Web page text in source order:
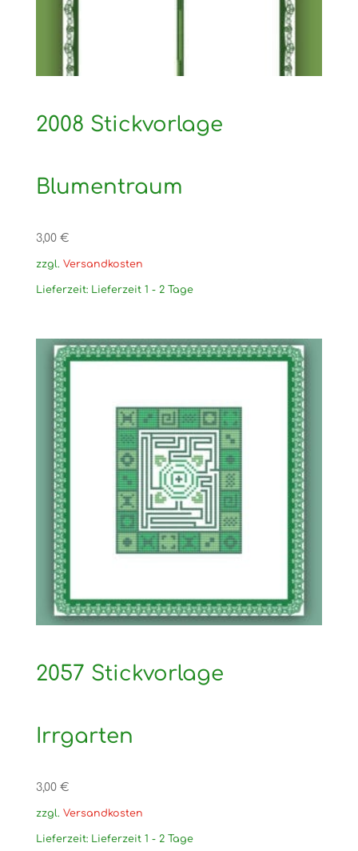
2008 Stickvorlage
Blumentraum
3,00 €
zzgl. Versandkosten
Lieferzeit: Lieferzeit 1 - 2 Tage
2057 Stickvorlage
Irrgarten
3,00 €
zzgl. Versandkosten
Lieferzeit: Lieferzeit 1 - 2 Tage